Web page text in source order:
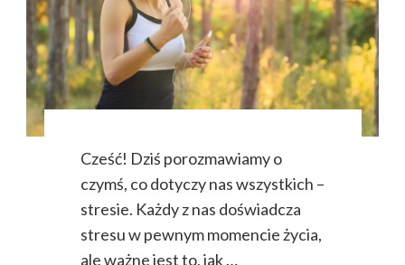
Cześć! Dziś porozmawiamy o
czymś, co dotyczy nas wszystkich –
stresie. Każdy z nas doświadcza
stresu w pewnym momencie życia,
ale ważne jest to, jak …